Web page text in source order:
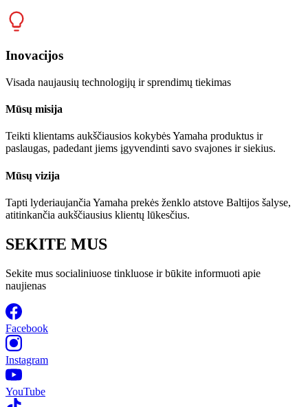
Inovacijos
Visada naujausių technologijų ir sprendimų tiekimas
Mūsų misija
Teikti klientams aukščiausios kokybės Yamaha produktus ir
paslaugas, padedant jiems įgyvendinti savo svajones ir siekius.
Mūsų vizija
Tapti lyderiaujančia Yamaha prekės ženklo atstove Baltijos šalyse,
atitinkančia aukščiausius klientų lūkesčius.
SEKITE MUS
Sekite mus socialiniuose tinkluose ir būkite informuoti apie
naujienas
Facebook
Instagram
YouTube